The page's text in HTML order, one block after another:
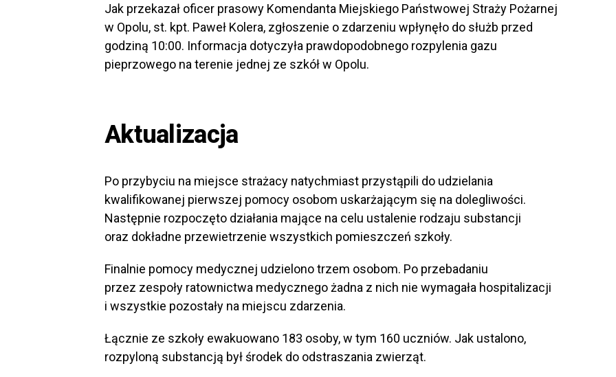
Jak przekazał oficer prasowy Komendanta Miejskiego Państwowej Straży Pożarnej
w Opolu, st. kpt. Paweł Kolera, zgłoszenie o zdarzeniu wpłynęło do służb przed
godziną 10:00. Informacja dotyczyła prawdopodobnego rozpylenia gazu
pieprzowego na terenie jednej ze szkół w Opolu.
Aktualizacja
Po przybyciu na miejsce strażacy natychmiast przystąpili do udzielania
kwalifikowanej pierwszej pomocy osobom uskarżającym się na dolegliwości.
Następnie rozpoczęto działania mające na celu ustalenie rodzaju substancji
oraz dokładne przewietrzenie wszystkich pomieszczeń szkoły.
Finalnie pomocy medycznej udzielono trzem osobom. Po przebadaniu
przez zespoły ratownictwa medycznego żadna z nich nie wymagała hospitalizacji
i wszystkie pozostały na miejscu zdarzenia.
Łącznie ze szkoły ewakuowano 183 osoby, w tym 160 uczniów. Jak ustalono,
rozpyloną substancją był środek do odstraszania zwierząt.